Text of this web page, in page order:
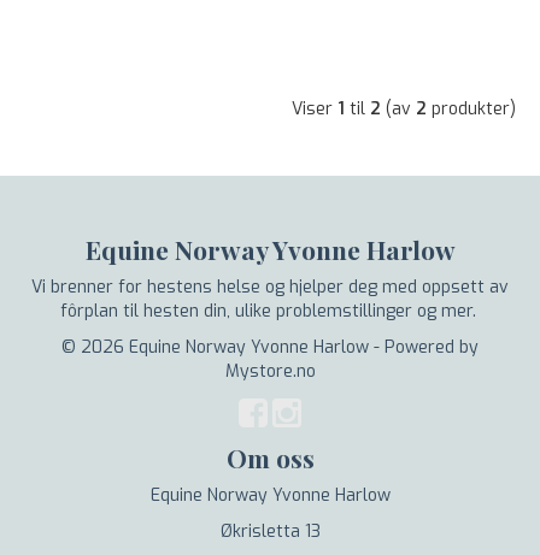
Viser 1 til 2 (av 2 produkter)
Equine Norway Yvonne Harlow
Vi brenner for hestens helse og hjelper deg med oppsett av
fôrplan til hesten din, ulike problemstillinger og mer.
© 2026 Equine Norway Yvonne Harlow - Powered by
Mystore.no
Om oss
Equine Norway Yvonne Harlow
Økrisletta 13